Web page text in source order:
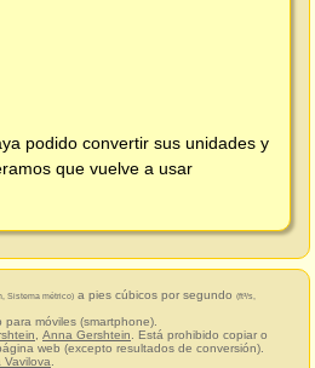
podido convertir sus unidades y
que vuelve a usar
Sistema métrico) a pies cúbicos por segundo (ft³/s,
móviles (smartphone).
Anna Gershtein . Está prohibido copiar o
web (excepto resultados de conversión).